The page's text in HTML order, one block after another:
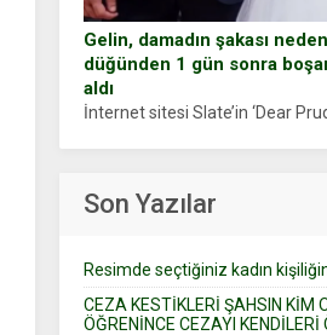
Gelin, damadın şakası
düğünden 1 gün sonra
aldı
İnternet sitesi Slate’in ‘Dear
Son Yazılar
Resimde seçtiğiniz kadın
CEZA KESTİKLERİ ŞAHSIN KİM
ÖĞRENİNCE CEZAYI KENDİLERİ